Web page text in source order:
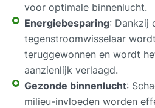
voor optimale binnenlucht.
Energiebesparing: Dankzij
tegenstroomwisselaar
teruggewonnen en wordt
aanzienlijk verlaagd.
Gezonde binnenlucht:
milieu-invloeden worden